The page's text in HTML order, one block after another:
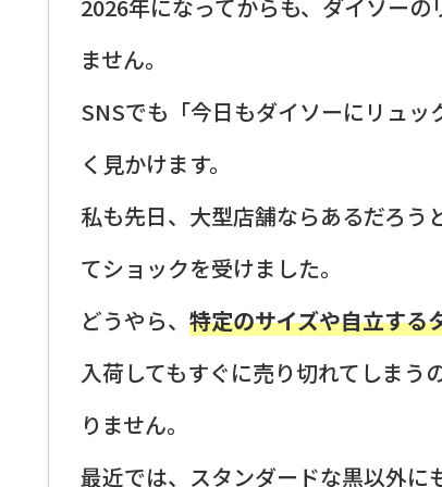
2026年になってからも、ダイソー
ません。
SNSでも「今日もダイソーにリュ
く見かけます。
私も先日、大型店舗ならあるだろう
てショックを受けました。
どうやら、 特定のサイズや自立する
入荷してもすぐに売り切れてしまう
りません。
最近では、スタンダードな黒以外に